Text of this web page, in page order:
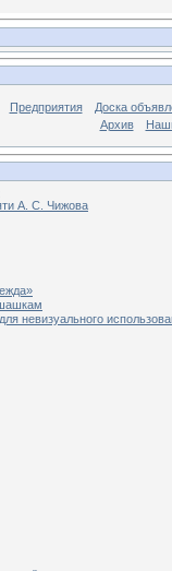
Предприятия
Доска
Архив
А. С. Чижова
невизуального